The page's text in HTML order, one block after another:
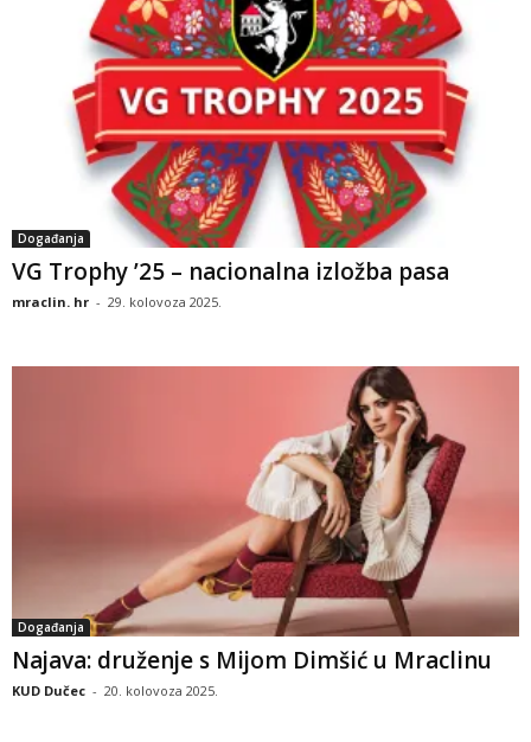
Događanja
VG Trophy ’25 – nacionalna izložba pasa
mraclin. hr - 29. kolovoza 2025.
Događanja
Najava: druženje s Mijom Dimšić u Mraclinu
KUD Dučec - 20. kolovoza 2025.